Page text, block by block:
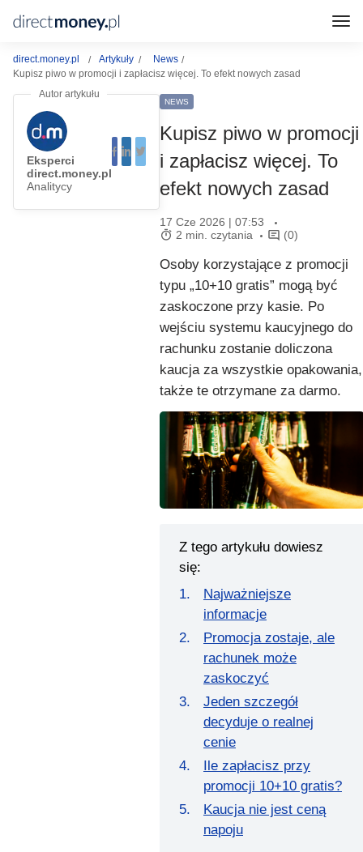
direct.money.pl Artykuły
News
Kupisz piwo w promocji i zapłacisz więcej. To efekt nowych zasad
Eksperci
direct.money.pl
Analitycy
NEWS
Kupisz piwo w promocji
i zapłacisz więcej. To
efekt nowych zasad
17 Cze 2026 | 07:53
2 min. czytania
(0)
Osoby korzystające z promocji
typu „10+10 gratis” mogą być
zaskoczone przy kasie. Po
wejściu systemu kaucyjnego do
rachunku zostanie doliczona
kaucja za wszystkie opakowania,
także te otrzymane za darmo.
Z tego artykułu dowiesz
się:
Najważniejsze
informacje
Promocja zostaje, ale
rachunek może
zaskoczyć
Jeden szczegół
decyduje o realnej
cenie
Ile zapłacisz przy
promocji 10+10 gratis?
Kaucja nie jest ceną
napoju